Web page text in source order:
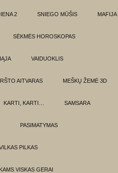
2 SNIEGO MŪŠIS MAFIJA
SĖKMĖS HOROSKOPAS
VAIDUOKLIS
AITVARAS MEŠKŲ ŽEMĖ 3D
KARTI, KARTI… SAMSARA
PASIMATYMAS
PILKAS
VISKAS GERAI